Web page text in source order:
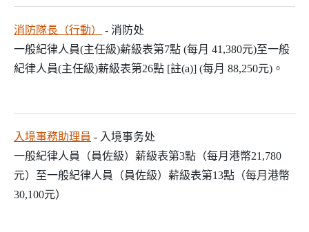
消防隊長（行動）
- 消防处
一般紀律人員(主任級)薪級表第7點 (每月 41,380元)至一般
紀律人員(主任級)薪級表第26點 [註(a)] (每月 88,250元)。
入境事務助理員 - 入境事务处
一般紀律人員（員佐級）薪級表第3點（每月港幣21,780
元）至一般紀律人員（員佐級）薪級表第13點（每月港幣
30,100元）